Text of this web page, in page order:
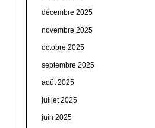
décembre 2025
novembre 2025
octobre 2025
septembre 2025
août 2025
juillet 2025
juin 2025